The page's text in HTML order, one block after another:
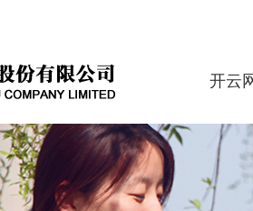
开云